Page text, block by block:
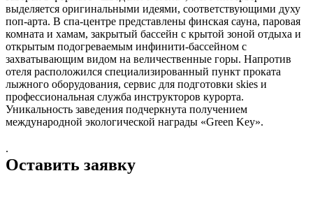
выделяется оригинальными идеями, соответствующими духу
поп-арта. В спа-центре представлены финская сауна, паровая
комната и хамам, закрытый бассейн с крытой зоной отдыха и
открытым подогреваемым инфинити-бассейном с
захватывающим видом на величественные горы. Напротив
отеля расположился специализированный пункт проката
лыжного оборудования, сервис для подготовки skies и
профессиональная служба инструкторов курорта.
Уникальность заведения подчеркнута получением
международной экологической награды «Green Key».
.
Оставить заявку